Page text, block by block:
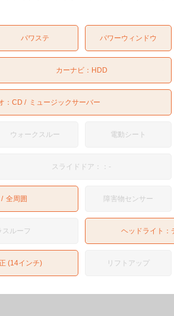
パワステ パワーウィンドウ
カーナビ： HDD
：CD ミュージックサーバー
ウォークスルー 電動シート
スライドドア：：-
全周囲 障害物センサー
スルーフ ヘッドライト：
(14インチ) リフトアップ